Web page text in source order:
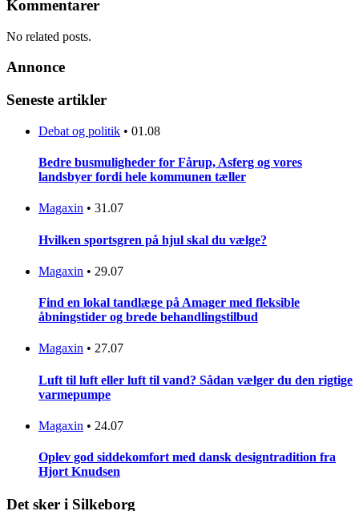
Kommentarer
No related posts.
Annonce
Seneste artikler
Debat og politik • 01.08
Bedre busmuligheder for Fårup, Asferg og vores
landsbyer fordi hele kommunen tæller
Magaxin • 31.07
Hvilken sportsgren på hjul skal du vælge?
Magaxin • 29.07
Find en lokal tandlæge på Amager med fleksible
åbningstider og brede behandlingstilbud
Magaxin • 27.07
Luft til luft eller luft til vand? Sådan vælger du den rigtige
varmepumpe
Magaxin • 24.07
Oplev god siddekomfort med dansk designtradition fra
Hjort Knudsen
Det sker i Silkeborg